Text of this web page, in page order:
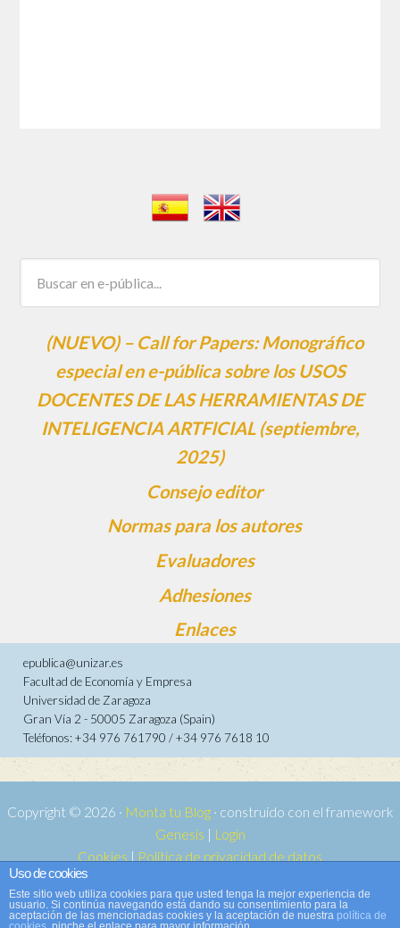
(NUEVO) – Call for Papers: Monográfico
especial en e-pública sobre los USOS
DOCENTES DE LAS HERRAMIENTAS DE
INTELIGENCIA ARTFICIAL (septiembre,
2025)
Consejo editor
Normas para los autores
Evaluadores
Adhesiones
Enlaces
epublica@unizar.es
Facultad de Economía y Empresa
Universidad de Zaragoza
Gran Vía 2 - 50005 Zaragoza (Spain)
Teléfonos: +34 976 761790 / +34 976 7618 10
Copyright © 2026 · Monta tu Blog· construido con el framework
Genesis | Login
Cookies | Política de privacidad de datos
Copyright © 2026 ·
WordPress·Acceder
Uso de cookies
Este sitio web utiliza cookies para que usted tenga la mejor experiencia de
usuario. Si continúa navegando está dando su consentimiento para la
aceptación de las mencionadas cookies y la aceptación de nuestra política de